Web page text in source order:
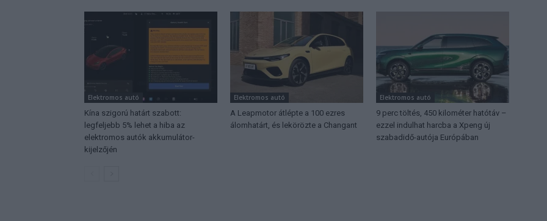
Elektromos autó
Kína szigorú határt szabott:
legfeljebb 5% lehet a hiba az
elektromos autók akkumulátor-
kijelzőjén
Elektromos autó
A Leapmotor átlépte a 100 ezres
álomhatárt, és lekörözte a Changant
Elektromos autó
9 perc töltés, 450 kilométer hatótáv –
ezzel indulhat harcba a Xpeng új
szabadidő-autója Európában